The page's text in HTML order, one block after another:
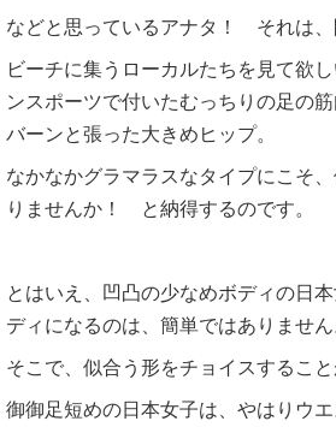
などと思っているアナタ！ それは、
ビーチに集うローカルたちを見て欲
ンスポーツで付いたむっちりの足の筋
バーンと張った大きめヒップ。
なかなかグラマラスなタイプにこそ
りませんか！ と納得するのです。
とはいえ、凹凸の少なめボディの日
ディになるのは、簡単ではありません
そこで、似合う形をチョイスすること
御御足短めの日本女子は、やはりウ